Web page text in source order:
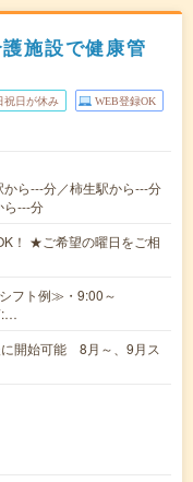
施設で健康管
祝日が休み WEB登録OK
ら---分／柿生駅から---分
ら---分
！ ★ご希望の曜日をご相
フト例≫・9:00～
開始可能 8月～、9月ス